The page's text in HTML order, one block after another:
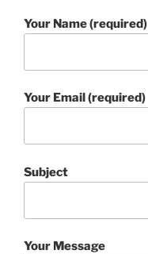
Your Name (required)
Your Email (required)
Subject
Your Message